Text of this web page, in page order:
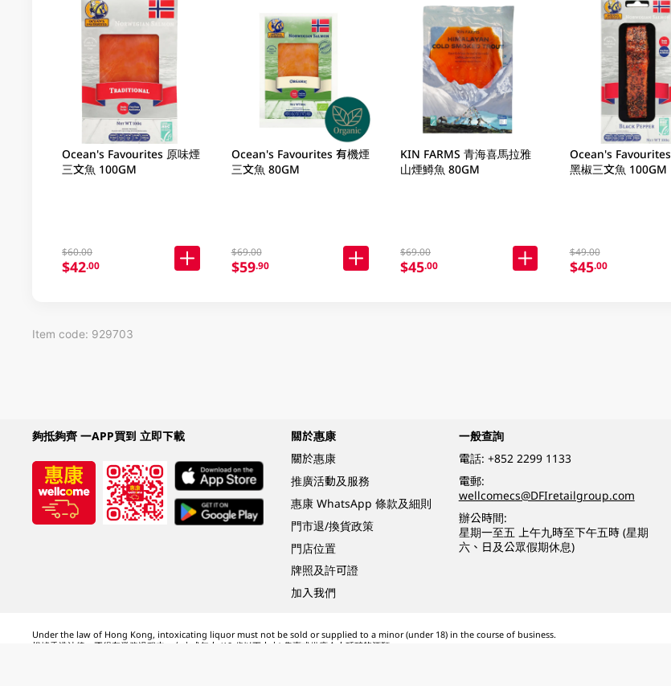
Ocean's Favourites 原味煙
三文魚 100GM
$60.00
$42.00
Ocean's Favourites 有機煙
三文魚 80GM
$69.00
$59.90
KIN FARMS 青海喜馬拉雅
山煙鱒魚 80GM
$69.00
$45.00
Ocean's Favourites 熱煙燻
黑椒三文魚 100GM
$49.00
$45.00
Item code: 929703
夠抵夠齊 一APP買到 立即下載
關於惠康
關於惠康
推廣活動及服務
惠康 WhatsApp 條款及細則
門市退/換貨政策
門店位置
牌照及許可證
加入我們
一般查詢
電話: +852 2299 1133
電郵:
wellcomecs@DFIretailgroup.com
辦公時間:
星期一至五 上午九時至下午五時 (星期
六、日及公眾假期休息)
Under the law of Hong Kong, intoxicating liquor must not be sold or supplied to a minor (under 18) in the course of business.
根據香港法律，不得在業務過程中，向未成年人 (18 歲以下人士) 售賣或供應令人醺醉的酒類。